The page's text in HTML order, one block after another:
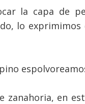
la capa de
lo
zanahoria, en